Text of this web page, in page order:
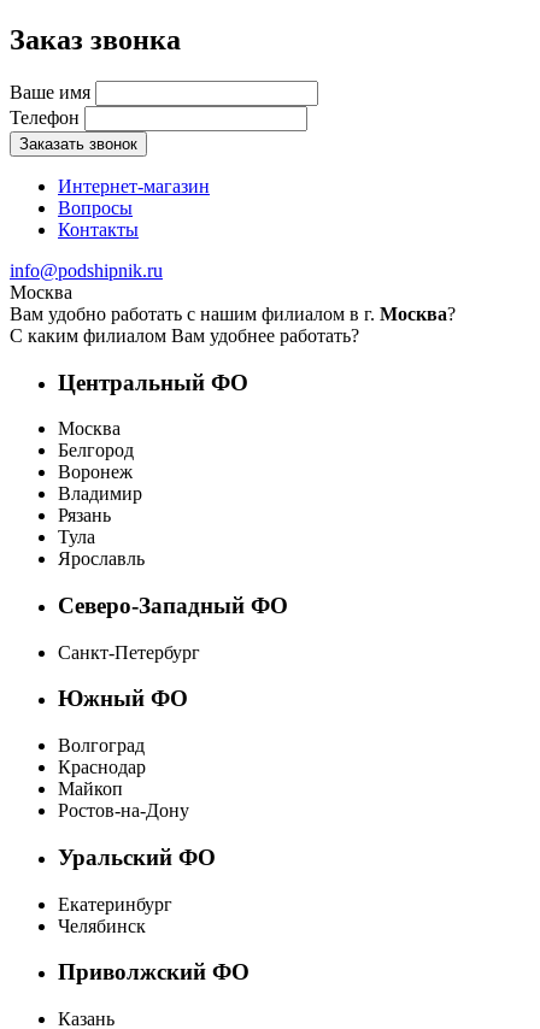
Заказ звонка
Ваше имя
Телефон
Заказать звонок
Интернет-магазин
Вопросы
Контакты
info@podshipnik.ru
Москва
Вам удобно работать с нашим филиалом в г. Москва?
С каким филиалом Вам удобнее работать?
Центральный ФО
Москва
Белгород
Воронеж
Владимир
Рязань
Тула
Ярославль
Северо-Западный ФО
Санкт-Петербург
Южный ФО
Волгоград
Краснодар
Майкоп
Ростов-на-Дону
Уральский ФО
Екатеринбург
Челябинск
Приволжский ФО
Казань